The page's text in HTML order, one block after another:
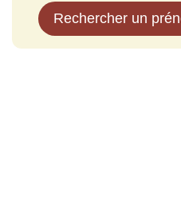
Rechercher un